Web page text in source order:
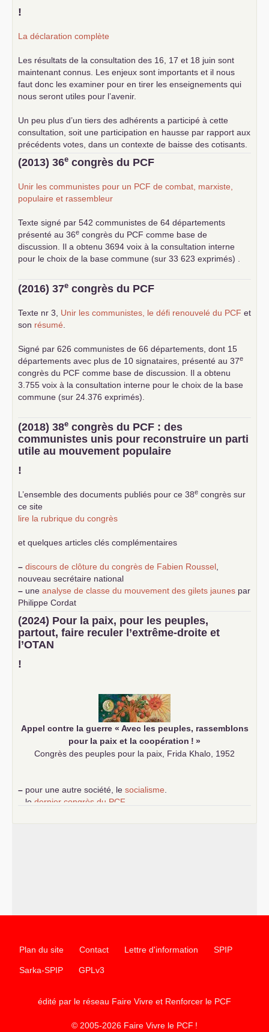
!
La déclaration complète
Les résultats de la consultation des 16, 17 et 18 juin sont
maintenant connus. Les enjeux sont importants et il nous
faut donc les examiner pour en tirer les enseignements qui
nous seront utiles pour l’avenir.
Un peu plus d’un tiers des adhérents a participé à cette
consultation, soit une participation en hausse par rapport aux
précédents votes, dans un contexte de baisse des cotisants.
... lire la suite
(2013) 36e congrès du PCF
Unir les communistes pour un PCF de combat, marxiste,
populaire et rassembleur
Texte signé par 542 communistes de 64 départements
présenté au 36e congrès du PCF comme base de
discussion. Il a obtenu 3694 voix à la consultation interne
pour le choix de la base commune (sur 33 623 exprimés) .
(2016) 37e congrès du PCF
Texte nr 3, Unir les communistes, le défi renouvelé du PCF et
son résumé
Signé par 626 communistes de 66 départements, dont 15
départements avec plus de 10 signataires, présenté au 37e
congrès du PCF comme base de discussion. Il a obtenu
3.755 voix à la consultation interne pour le choix de la base
commune (sur 24.376 exprimés).
(2018) 38e congrès du PCF : des
communistes unis pour reconstruire un parti
utile au mouvement populaire
!
L’ensemble des documents publiés pour ce 38e congrès sur
ce site
lire la rubrique du congrès
et quelques articles clés complémentaires
– discours de clôture du congrès de Fabien Roussel
nouveau secrétaire national
– une analyse de classe du mouvement des gilets jaunes par
Philippe Cordat
–
un texte de Jean-Claude Delaunay
le marxisme est la
science sociale de notre temps
–un appel proposé aux partis communistes et ouvrier
d’Europe
–
(2024) Pour la paix, pour les peuples,
partout, faire reculer l’extrême-droite et
l’OTAN
!
Appel contre la guerre « Avec les peuples, rassemblons
pour la paix et la coopération ! »
Congrès des peuples pour la paix, Frida Khalo, 1952
– pour une autre société, le socialisme
le dernier congrès du PCF
Plan du site Contact Lettre d'information SPIP
Sarka-SPIP GPLv3
édité par le réseau Faire Vivre et Renforcer le PCF
© 2005-2026 Faire Vivre le PCF !